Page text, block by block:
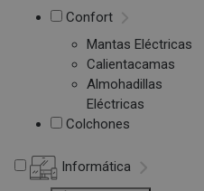
Confort
Mantas Eléctricas
Calientacamas
Almohadillas
Eléctricas
Colchones
Informática